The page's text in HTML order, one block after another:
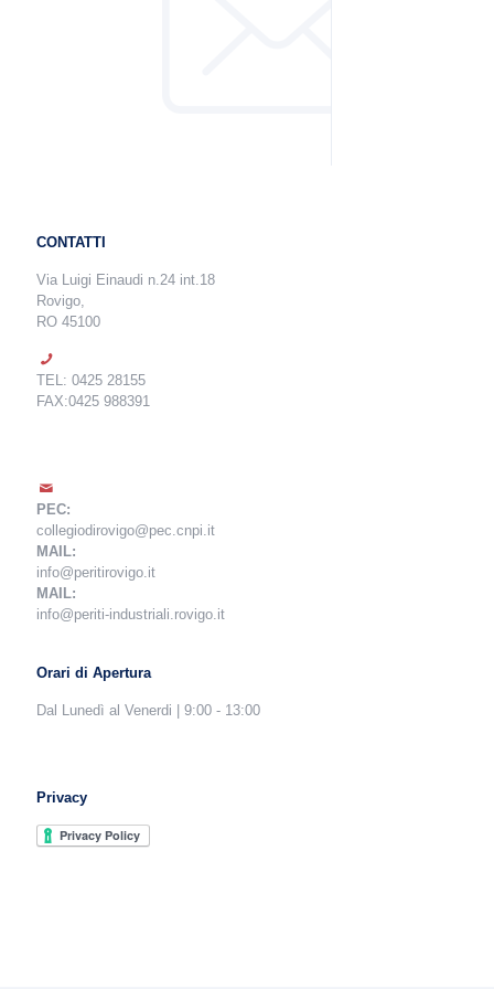
CONTATTI
Via Luigi Einaudi n.24 int.18
Rovigo,
RO 45100
TEL: 0425 28155
FAX:0425 988391
PEC:
collegiodirovigo@pec.cnpi.it
MAIL:
info@peritirovigo.it
MAIL:
info@periti-industriali.rovigo.it
Orari di Apertura
Dal Lunedì al Venerdi | 9:00 - 13:00
Privacy